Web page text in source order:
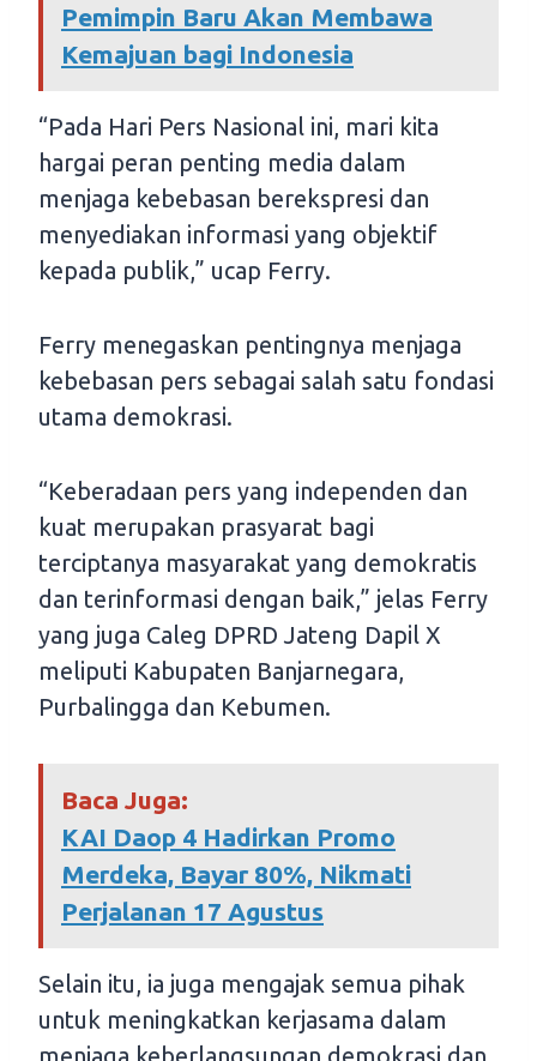
Pemimpin Baru Akan Membawa
Kemajuan bagi Indonesia
“Pada Hari Pers Nasional ini, mari kita
hargai peran penting media dalam
menjaga kebebasan berekspresi dan
menyediakan informasi yang objektif
kepada publik,” ucap Ferry.
Ferry menegaskan pentingnya menjaga
kebebasan pers sebagai salah satu fondasi
utama demokrasi.
“Keberadaan pers yang independen dan
kuat merupakan prasyarat bagi
terciptanya masyarakat yang demokratis
dan terinformasi dengan baik,” jelas Ferry
yang juga Caleg DPRD Jateng Dapil X
meliputi Kabupaten Banjarnegara,
Purbalingga dan Kebumen.
Baca Juga:
KAI Daop 4 Hadirkan Promo
Merdeka, Bayar 80%, Nikmati
Perjalanan 17 Agustus
Selain itu, ia juga mengajak semua pihak
untuk meningkatkan kerjasama dalam
menjaga keberlangsungan demokrasi dan